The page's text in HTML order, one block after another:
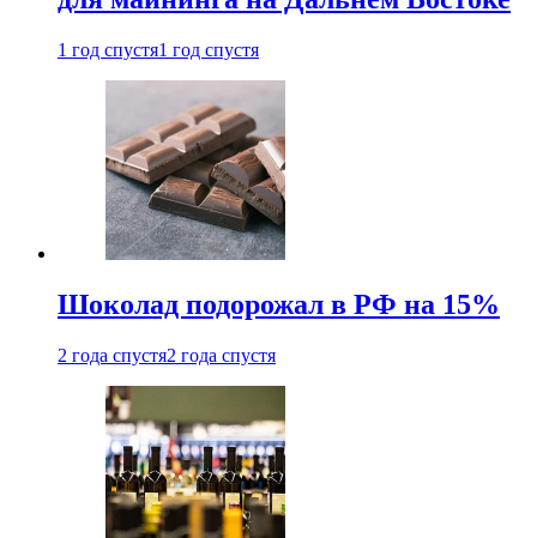
1 год спустя1 год спустя
Шоколад подорожал в РФ на 15%
2 года спустя2 года спустя